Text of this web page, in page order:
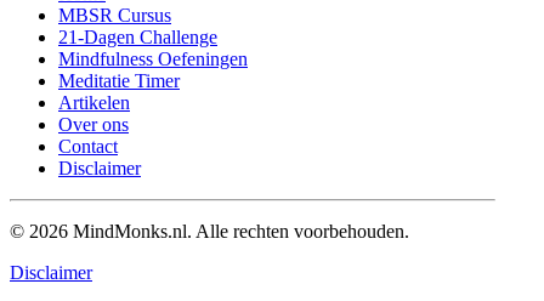
MBSR Cursus
21-Dagen Challenge
Mindfulness Oefeningen
Meditatie Timer
Artikelen
Over ons
Contact
Disclaimer
© 2026 MindMonks.nl. Alle rechten voorbehouden.
Disclaimer